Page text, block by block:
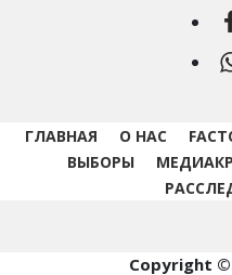
ГЛАВНАЯ О НАС
ВЫБОРЫ
Copyright